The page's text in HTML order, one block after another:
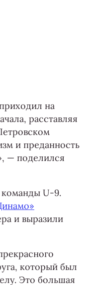
на
расставляя
и преданность
— поделился
команды U-9.
и выразили
который был
Это большая